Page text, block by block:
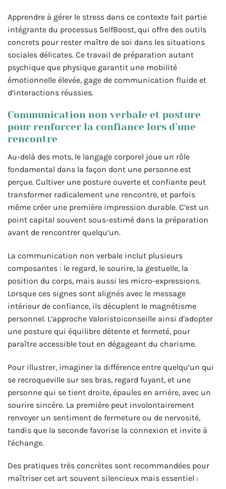
Apprendre à gérer le stress dans ce contexte fait partie
intégrante du processus SelfBoost, qui offre des outils
concrets pour rester maître de soi dans les situations
sociales délicates. Ce travail de préparation autant
psychique que physique garantit une mobilité
émotionnelle élevée, gage de communication fluide et
d’interactions réussies.
Communication non verbale et posture
pour renforcer la confiance lors d’une
rencontre
Au-delà des mots, le langage corporel joue un rôle
fondamental dans la façon dont une personne est
perçue. Cultiver une posture ouverte et confiante peut
transformer radicalement une rencontre, et parfois
même créer une première impression durable. C’est un
point capital souvent sous-estimé dans la préparation
avant de rencontrer quelqu’un.
La communication non verbale inclut plusieurs
composantes : le regard, le sourire, la gestuelle, la
position du corps, mais aussi les micro-expressions.
Lorsque ces signes sont alignés avec le message
intérieur de confiance, ils décuplent le magnétisme
personnel. L’approche Valoristoiconseille ainsi d’adopter
une posture qui équilibre détente et fermeté, pour
paraître accessible tout en dégageant du charisme.
Pour illustrer, imaginer la différence entre quelqu’un qui
se recroqueville sur ses bras, regard fuyant, et une
personne qui se tient droite, épaules en arrière, avec un
sourire sincère. La première peut involontairement
renvoyer un sentiment de fermeture ou de nervosité,
tandis que la seconde favorise la connexion et invite à
l’échange.
Des pratiques très concrètes sont recommandées pour
maîtriser cet art souvent silencieux mais essentiel :